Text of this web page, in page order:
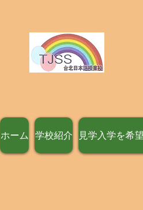
ホーム 学校紹介 見学入学を希